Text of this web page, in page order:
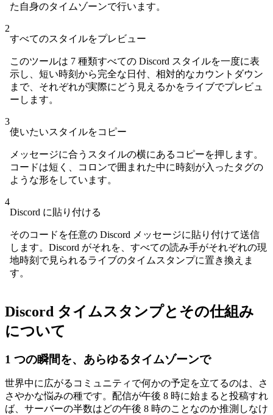
た自身のタイムゾーンで行います。
2
すべてのスタイルをプレビュー
このツールは 7 種類すべての Discord スタイルを一度に表
示し、短い時刻から完全な日付、相対的なカウントダウン
まで、それぞれが実際にどう見えるかをライブでプレビュ
ーします。
3
使いたいスタイルをコピー
メッセージに合うスタイルの横にあるコピーを押します。
コードは短く、コロンで囲まれた中に時刻が入ったタグの
ような形をしています。
4
Discord に貼り付ける
そのコードを任意の Discord メッセージに貼り付けて送信
します。Discord がそれを、すべての読み手がそれぞれの現
地時刻で見られるライブのタイムスタンプに置き換えま
す。
Discord タイムスタンプとその仕組み
について
1 つの瞬間を、あらゆるタイムゾーンで
世界中に広がるコミュニティで何かの予定を立てるのは、さ
さやかな悩みの種です。配信が午後 8 時に始まると投稿すれ
ば、サーバーの半数はどの午後 8 時のことなのか推測しなけ